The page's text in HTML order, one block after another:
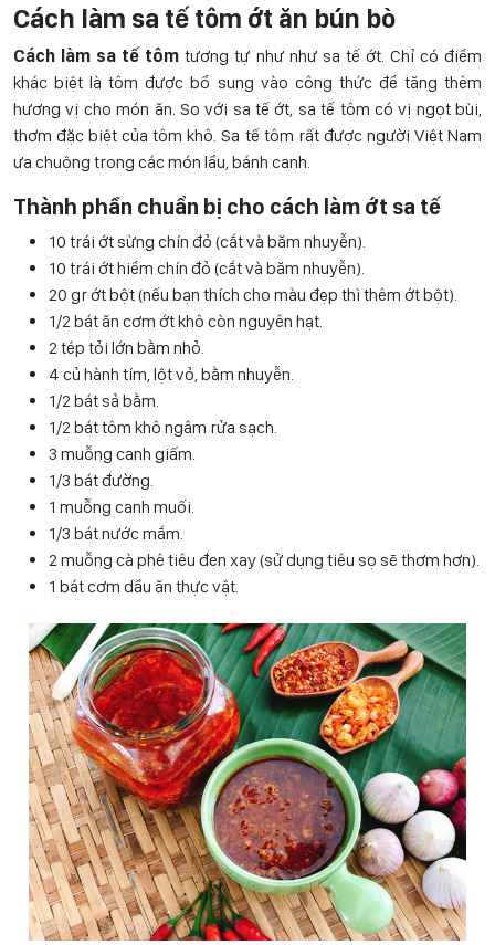
Cách làm sa tế tôm ớt ăn bún bò
Cách làm sa tế tôm tương tự như như sa tế ớt. Chỉ có điểm
khác biệt là tôm được bổ sung vào công thức để tăng thêm
hương vị cho món ăn. So với sa tế ớt, sa tế tôm có vị ngọt bùi,
thơm đặc biệt của tôm khô. Sa tế tôm rất được người Việt Nam
ưa chuộng trong các món lẩu, bánh canh.
Thành phần chuẩn bị cho cách làm ớt sa tế
10 trái ớt sừng chín đỏ (cắt và băm nhuyễn).
10 trái ớt hiểm chín đỏ (cắt và băm nhuyễn).
20 gr ớt bột (nếu bạn thích cho màu đẹp thì thêm ớt bột).
1/2 bát ăn cơm ớt khô còn nguyên hạt.
2 tép tỏi lớn bằm nhỏ.
4 củ hành tím, lột vỏ, bằm nhuyễn.
1/2 bát sả bằm.
1/2 bát tôm khô ngâm rửa sạch.
3 muỗng canh giấm.
1/3 bát đường.
1 muỗng canh muối.
1/3 bát nước mắm.
2 muỗng cà phê tiêu đen xay (sử dụng tiêu sọ sẽ thơm hơn).
1 bát cơm dầu ăn thực vật.